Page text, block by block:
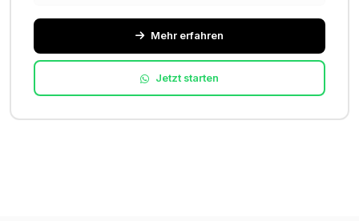
Mehr erfahren
Jetzt starten